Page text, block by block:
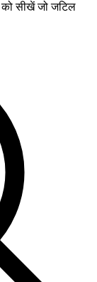
को सीखें जो जटिल